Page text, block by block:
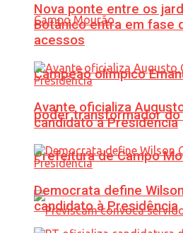
Campeão olímpico
poder transformador
Prefeitura de Campo
Nova ponte entre os
Botânico entra em fase
acessos
Avante oficializa
candidato à Presidência
Democrata define
candidato à Presidência